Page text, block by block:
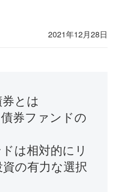
2021年12月28日
とは
券ファンドの
は相対的にリ
の有力な選択